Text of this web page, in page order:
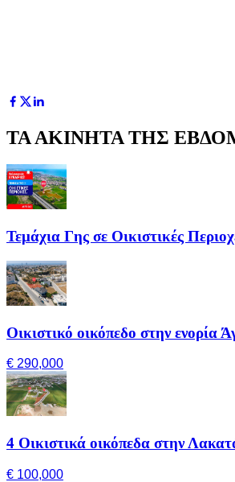
ΤΑ ΑΚΙΝΗΤΑ ΤΗΣ
Τεμάχια Γης σε Οικιστικές
Οικιστικό οικόπεδο στην ενορία
€ 290,000
4 Οικιστικά οικόπεδα στην
€ 100,000